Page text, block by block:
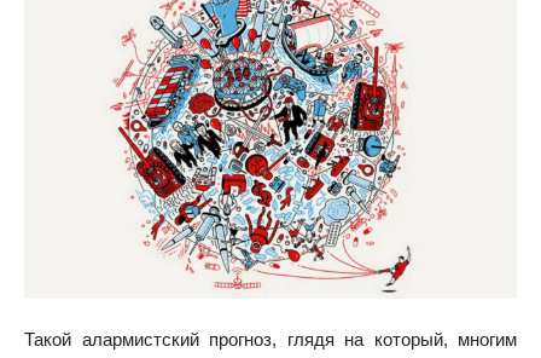
Такой алармистский прогноз, глядя на который, многим